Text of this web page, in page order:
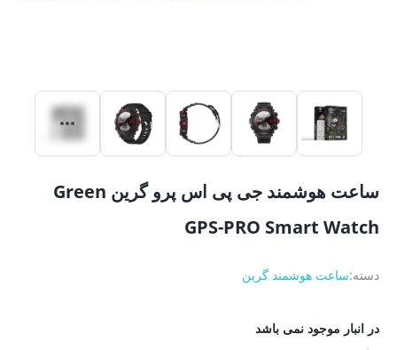
ساعت هوشمند جی پی اس پرو گرین Green
GPS-PRO Smart Watch
دسته:ساعت هوشمند گرین
در انبار موجود نمی باشد